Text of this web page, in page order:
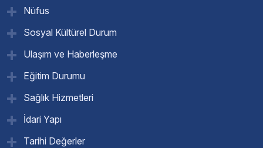
Nüfus
Sosyal Kültürel Durum
Ulaşım ve Haberleşme
Eğitim Durumu
Sağlık Hizmetleri
İdari Yapı
Tarihi Değerler